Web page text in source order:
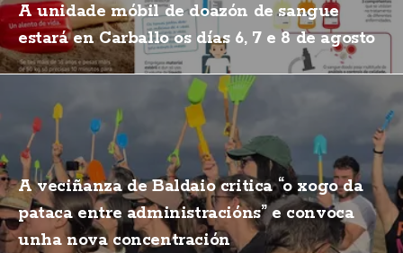
A unidade móbil de doazón de sangue
estará en Carballo os días 6, 7 e 8 de agosto
A veciñanza de Baldaio critica “o xogo da
pataca entre administracións” e convoca
unha nova concentración